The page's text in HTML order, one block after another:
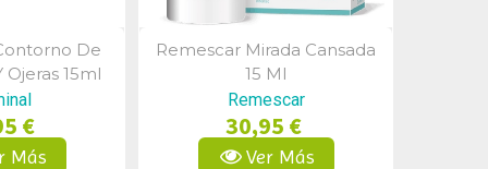
Rápida
De
Ojeras 15ml
€
Más
Vista Rápida
Remescar Mirada Cansada
15 Ml
Remescar
30,95 €
Ver Más